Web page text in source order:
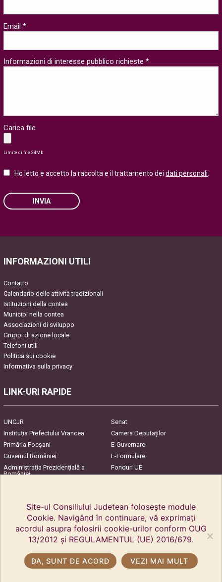
Email *
Informazioni di interesse pubblico richieste *
Carica file
Limite di file 24Mb
Ho letto e accetto la raccolta e il trattamento deidati personali
INVIA
INFORMAZIONI UTILI
Contatto
Calendario delle attività tradizionali
Istituzioni della contea
Municipi nella contea
Associazioni di sviluppo
Gruppi di azione locale
Telefoni utili
Politica sui cookie
Informativa sulla privacy
LINK-URI RAPIDE
UNCJR
Senat
Instituția Prefectului Vrancea
Camera Deputaților
Primăria Focşani
E-Guvernare
Guvernul României
E-Formulare
Administrația Prezidențială a
României
Fonduri UE
Site-ul Consiliului Judetean folosește module
Cookie. Navigând în continuare, vă exprimați
acordul asupra folosirii cookie-urilor conform OUG
13/2012 și REGULAMENTUL (UE) 2016/679.
DA, SUNT DE ACORD VEZI MAI MULT